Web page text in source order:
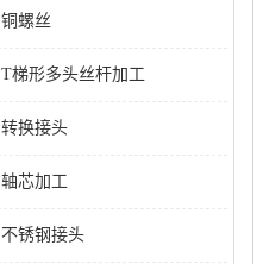
铜螺丝
T梯形多头丝杆加工
转换接头
轴芯加工
不锈钢接头